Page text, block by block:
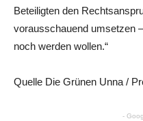
Beteiligten den
vorausschauend umsetzen
noch werden wollen.“
Quelle Die Grünen Unna /
-